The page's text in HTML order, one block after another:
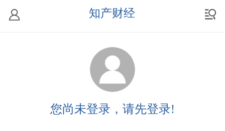
知产财经
您尚未登录，请先登录!